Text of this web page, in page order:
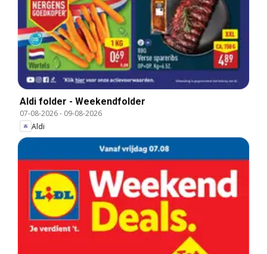
Aldi folder - Weekendfolder
07-08-2026- 09-08-2026
Aldi